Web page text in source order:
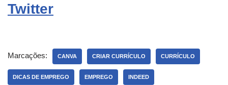
Twitter
Marcações: CANVA CRIAR CURRÍCULO CURRÍCULO
DICAS DE EMPREGO EMPREGO INDEED